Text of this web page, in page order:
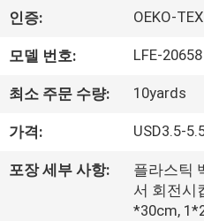
개
소
개
인증: OEKO-
모델 번호: LFE-20658
최소 주문 수량: 10yards
가격: USD3.5-
포장 세부 사항:
플라스틱
서 회전시
*30cm,